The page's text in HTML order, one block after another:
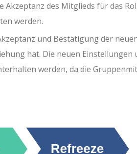
Akzeptanz des Mitglieds für das
werden.
und Bestätigung der
hat. Die neuen Einstellungen
werden, da die